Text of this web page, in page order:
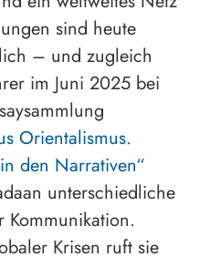
sind heute
– und zugleich
im Juni 2025 bei
Orientalismus.
den Narrativen“
unterschiedliche
Kommunikation.
Krisen ruft sie